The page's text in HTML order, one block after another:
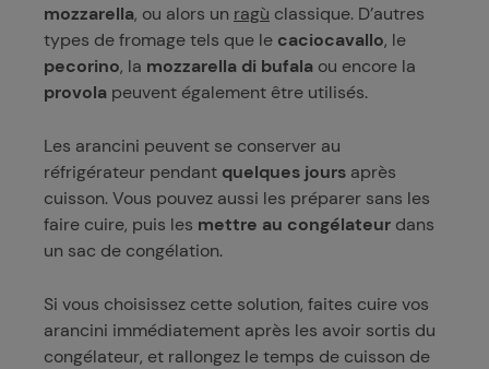
mozzarella, ou alors un ragù classique. D’autres
types de fromage tels que le caciocavallo, le
pecorino, la mozzarella di bufala ou encore la
provola peuvent également être utilisés.
Les arancini peuvent se conserver au
réfrigérateur pendant quelques jours après
cuisson. Vous pouvez aussi les préparer sans les
faire cuire, puis les mettre au congélateur dans
un sac de congélation.
Si vous choisissez cette solution, faites cuire vos
arancini immédiatement après les avoir sortis du
congélateur, et rallongez le temps de cuisson de